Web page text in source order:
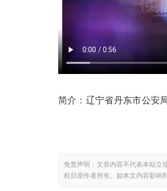
简介：辽宁省丹东市公安
免责声明：文章内容不代表本站立
权归原作者所有。如本文内容影响